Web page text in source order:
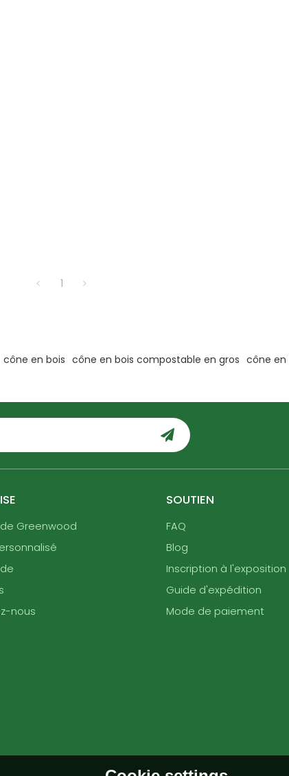
1
cône en bois cône en bois compostable en gros cône en
Greenwood
nous
SOUTIEN
FAQ
Blog
Inscription à l'exposition
Guide d'expédition
Mode de paiement